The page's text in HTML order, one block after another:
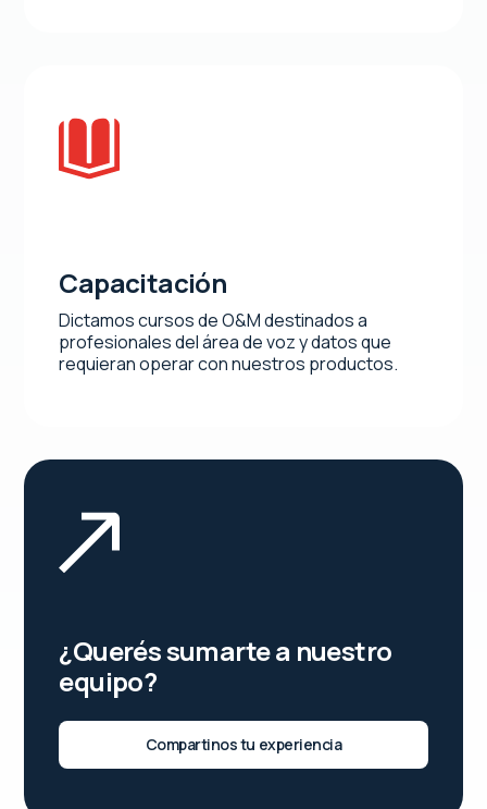
Capacitación
Dictamos cursos de O&M destinados a
profesionales del área de voz y datos que
requieran operar con nuestros productos.
¿Querés sumarte a nuestro
equipo?
Compartinos tu experiencia